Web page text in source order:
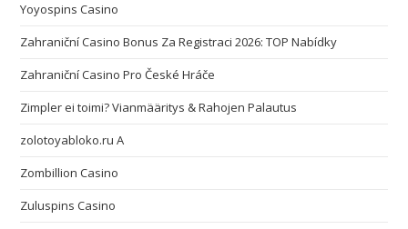
Yoyospins Casino
Zahraniční Casino Bonus Za Registraci 2026: TOP Nabídky
Zahraniční Casino Pro České Hráče
Zimpler ei toimi? Vianmääritys & Rahojen Palautus
zolotoyabloko.ru A
Zombillion Casino
Zuluspins Casino